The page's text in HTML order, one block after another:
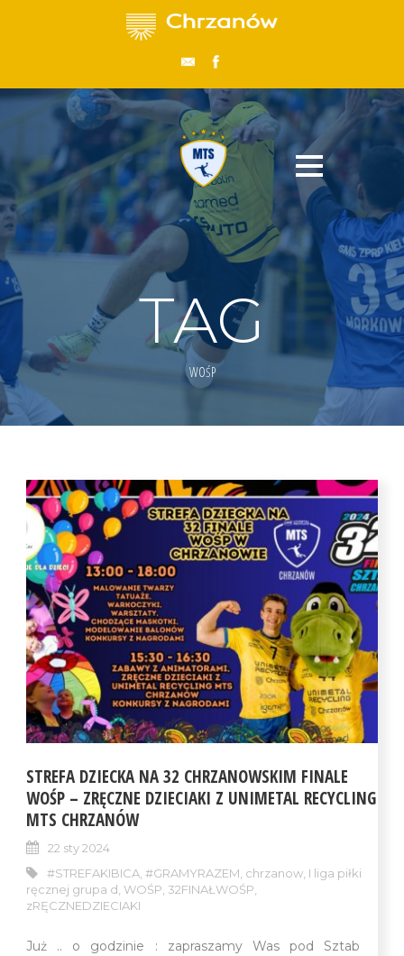
TAG
WOŚP
STREFA DZIECKA NA 32 CHRZANOWSKIM FINALE
WOŚP – ZRĘCZNE DZIECIAKI Z UNIMETAL RECYCLING
MTS CHRZANÓW
22 sty 2024
#STREFAKIBICA, #GRAMYRAZEM, chrzanow, I liga piłki
ręcznej grupa d, WOŚP, 32FINAŁWOŚP,
zRĘCZNEDZIECIAKI
Już .. o godzinie : zapraszamy Was pod Sztab